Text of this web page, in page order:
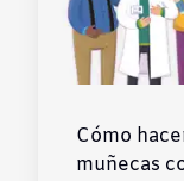
Cómo
muñecas